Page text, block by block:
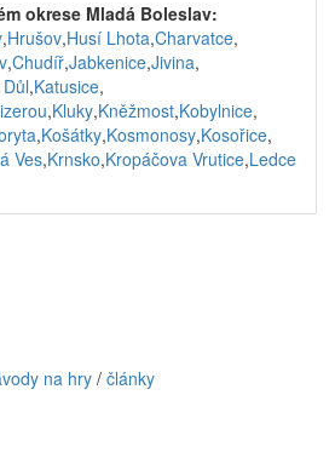
okrese Mladá Boleslav:
,Hrušov,Husí Lhota,Charvatce,
,Chudíř,Jabkenice,Jivina,
,Katusice,
,Kluky,Kněžmost,Kobylnice,
,Košátky,Kosmonosy,Kosořice,
Ves,Krnsko,Kropáčova Vrutice,Ledce
na hry/ články